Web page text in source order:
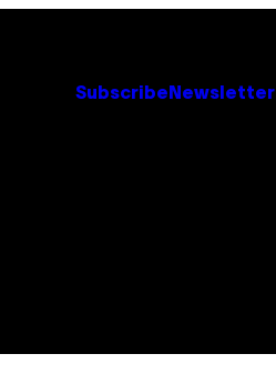
Subscribe Newsletter